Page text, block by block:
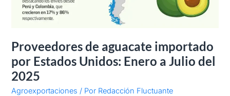
Proveedores de aguacate importado
por Estados Unidos: Enero a Julio del
2025
Agroexportaciones / Por Redacción Fluctuante